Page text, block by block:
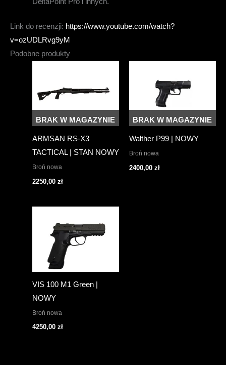
DeltaPoint Pro i innych.
Link do recenzji: https://www.youtube.com/watch?
v=ozUDLRvg9yM
Podobne produkty
BRAK W MAGAZYNIE
ARMSAN RS-X3
TACTICAL | STAN NOWY
Broń nowa
2250,00 zł
BRAK W MAGAZYNIE
Walther P99 | NOWY
Broń nowa
2400,00 zł
VIS 100 M1 Green |
NOWY
Broń nowa
4250,00 zł